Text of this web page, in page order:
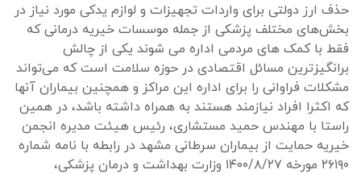
حذف ارز دولتی برای واردات تجهیزات و لوازم یدکی مورد نیاز در
بخش‌های مختلف پزشکی از جمله موسسات خیریه درمانی که
فقط با کمک های مردمی اداره می شوند یکی از چالش
برانگیزترین مسائل اقتصادی در حوزه سلامت است که می‌تواند
مشکلات فراوانی را برای اداره این مراکز و همچنین بیماران آنها
که اکثرا افراد نیازمند هستند به همراه داشته باشد، در همین
راستا با مهندس حمید مستشاری، رئیس هیئت مدیره انجمن
خیریه حمایت از بیماران سرطانی مشهد در رابطه با نامه شماره
۲۶۱۹۰ مورخه ۱۴۰۰/۸/۲۷ وزارت بهداشت و درمان پزشکی،